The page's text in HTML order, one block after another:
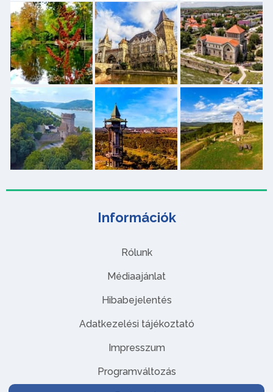
Információk
Rólunk
Médiaajánlat
Hibabejelentés
Adatkezelési tájékoztató
Impresszum
Programváltozás